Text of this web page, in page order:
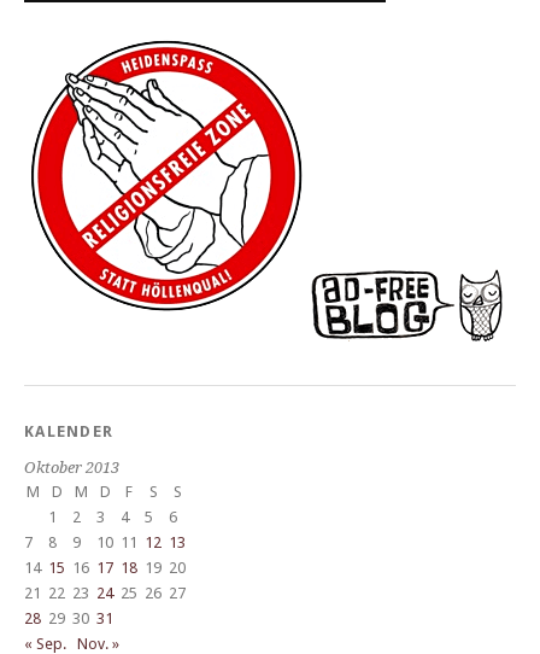
KALENDER
Oktober 2013
M
D M D F S
S
1
2 3 4 5
6
7
8 9 10 11 12 13
14 15 16 17 18 19 20
21 22 23 24 25 26 27
28 29 30 31
« Sep. Nov. »